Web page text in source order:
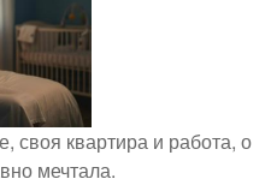
своя квартира и работа, о
мечтала.